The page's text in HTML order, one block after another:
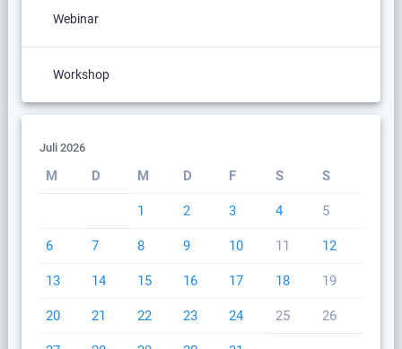
Webinar
Workshop
Juli 2026
M D M D F S S
1 2 3 4 5
6 7 8 9 10 11 12
13 14 15 16 17 18 19
20 21 22 23 24 25 26